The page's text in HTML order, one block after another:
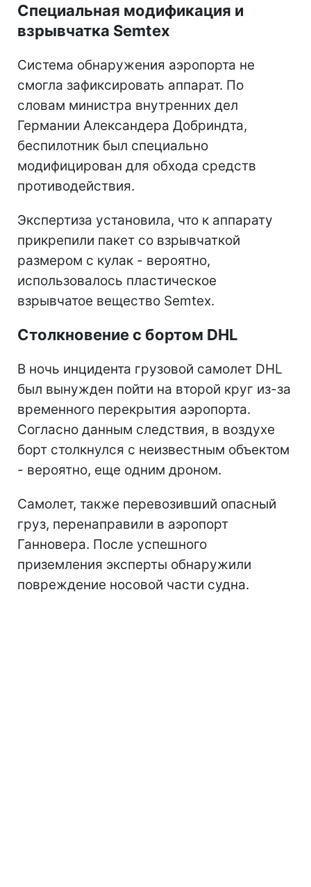
Специальная модификация и
взрывчатка Semtex
Система обнаружения аэропорта не
смогла зафиксировать аппарат. По
словам министра внутренних дел
Германии Александера Добриндта,
беспилотник был специально
модифицирован для обхода средств
противодействия.
Экспертиза установила, что к аппарату
прикрепили пакет со взрывчаткой
размером с кулак - вероятно,
использовалось пластическое
взрывчатое вещество Semtex.
Столкновение с бортом DHL
В ночь инцидента грузовой самолет DHL
был вынужден пойти на второй круг из-за
временного перекрытия аэропорта.
Согласно данным следствия, в воздухе
борт столкнулся с неизвестным объектом
- вероятно, еще одним дроном.
Самолет, также перевозивший опасный
груз, перенаправили в аэропорт
Ганновера. После успешного
приземления эксперты обнаружили
повреждение носовой части судна.